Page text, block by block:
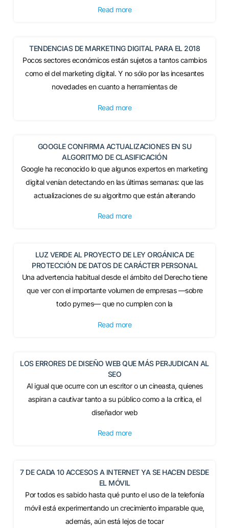
Read more
TENDENCIAS DE MARKETING DIGITAL PARA EL 2018
Pocos sectores económicos están sujetos a tantos cambios
como el del marketing digital. Y no sólo por las incesantes
novedades en cuanto a herramientas de
Read more
GOOGLE CONFIRMA ACTUALIZACIONES EN SU
ALGORITMO DE CLASIFICACIÓN
Google ha reconocido lo que algunos expertos en marketing
digital venían detectando en las últimas semanas: que las
actualizaciones de su algoritmo que están alterando
Read more
LUZ VERDE AL PROYECTO DE LEY ORGÁNICA DE
PROTECCIÓN DE DATOS DE CARÁCTER PERSONAL
Una advertencia habitual desde el ámbito del Derecho tiene
que ver con el importante volumen de empresas —sobre
todo pymes— que no cumplen con la
Read more
LOS ERRORES DE DISEÑO WEB QUE MÁS PERJUDICAN AL
SEO
Al igual que ocurre con un escritor o un cineasta, quienes
aspiran a cautivar tanto a su público como a la crítica, el
diseñador web
Read more
7 DE CADA 10 ACCESOS A INTERNET YA SE HACEN DESDE
EL MÓVIL
Por todos es sabido hasta qué punto el uso de la telefonía
móvil está experimentando un crecimiento imparable que,
además, aún está lejos de tocar